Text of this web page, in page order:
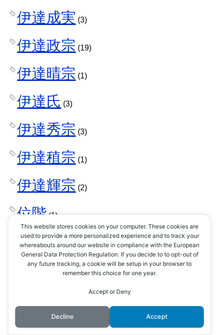
伊達成実 (3)
伊達政宗 (19)
伊達晴宗 (1)
伊達氏 (3)
伊達秀宗 (3)
伊達稙宗 (1)
伊達輝宗 (2)
位階(1)
佐々木小次郎(1)
佐久間盛政(1)
佐渡金山(1)
This website stores cookies on your computer. These cookies are
used to provide a more personalized experience and to track your
whereabouts around our website in compliance with the European
General Data Protection Regulation. If you decide to to opt-out of
any future tracking, a cookie will be setup in your browser to
remember this choice for one year.
Accept or Deny
Decline Accept